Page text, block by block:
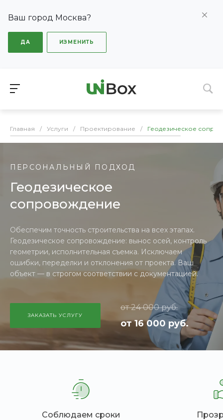
Ваш город Москва?
ДА ИЗМЕНИТЬ
Главная / Услуги / Проектирование / Геодезическое
ПЕРСОНАЛЬНЫЙ ПОДХОД
Геодезическое
сопровождение
Обеспечим точность строительства на всех этапах.
Геодезическое сопровождение: вынос осей, контроль
геометрии, исполнительная съемка. Исключаем
ошибки, переделки и отклонения от проекта. Ваш
объект — в строгом соответствии с документацией.
ЗАКАЗАТЬ УСЛУГУ
от 24 000 руб.
от 16 000 руб.
Соблюдаем сроки